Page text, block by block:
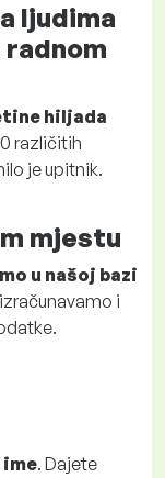
ljudima
hiljada
različitih
je upitnik.
mjestu
u našoj bazi
i
. Dajete